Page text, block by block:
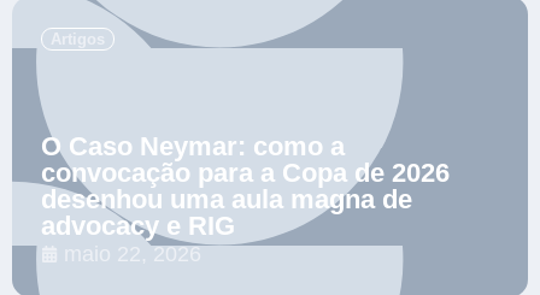
Artigos
O Caso Neymar: como a
convocação para a Copa de 2026
desenhou uma aula magna de
advocacy e RIG
maio 22, 2026